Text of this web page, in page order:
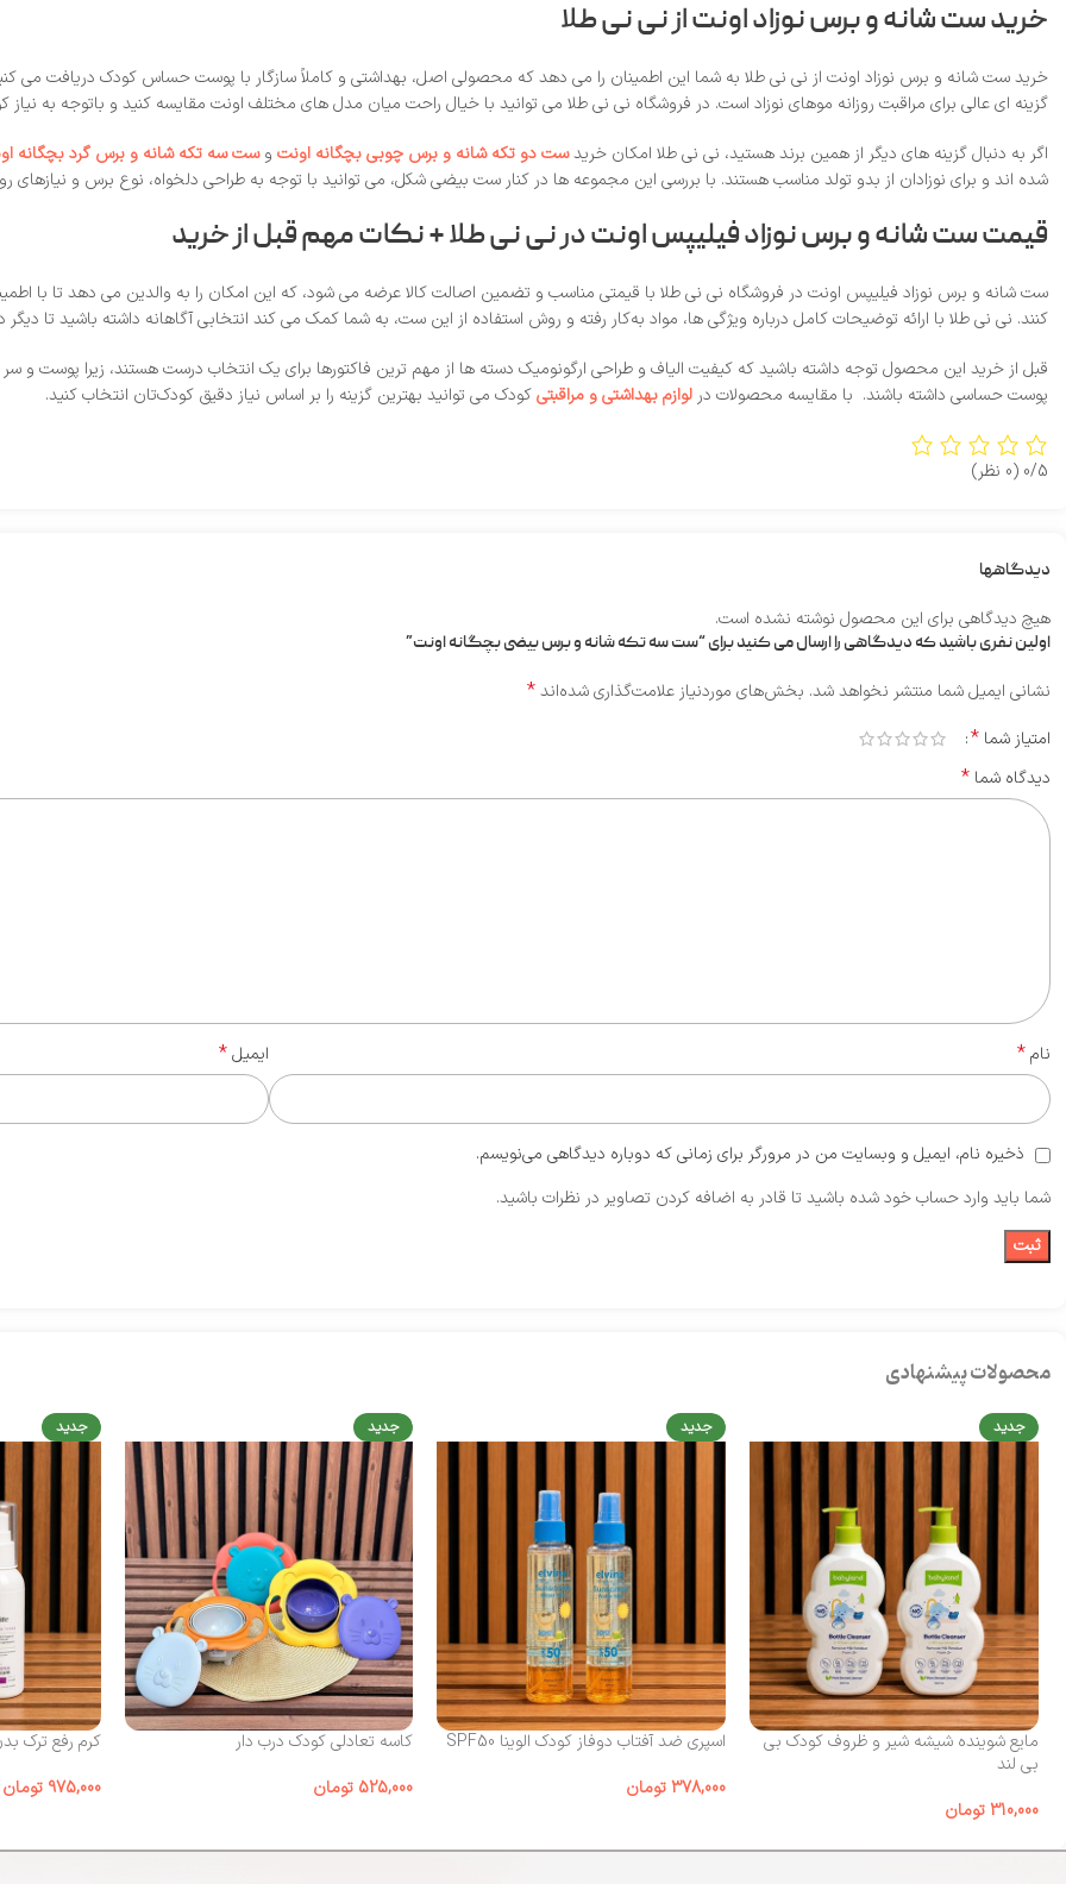
خرید ست شانه و برس نوزاد اونت از نی‌ نی طلا
گزینه‌ ای عالی برای مراقبت روزانه موهای نوزاد است. در فروشگاه نی‌ نی طلا می‌ توانید با خیال راحت میان مدل‌ های مختلف اونت مقایسه کنید و باتوجه‌ به نیاز
اگر به دنبال گزینه‌ های دیگر از همین برند هستید، نی‌ نی طلا امکان خریدست دو تکه شانه و برس چوبی بچگانه اونت وست سه تکه شانه و برس گرد بچگانه
شده‌ اند و برای نوزادان از بدو تولد مناسب هستند. با بررسی این مجموعه‌ ها در کنار ست بیضی‌ شکل، می‌ توانید با توجه به طراحی دلخواه، نوع برس و نیازهای
قیمت ست شانه و برس نوزاد فیلیپس اونت در نی‌ نی طلا + نکات مهم قبل از خرید
ست شانه و برس نوزاد فیلیپس اونت در فروشگاه نی‌ نی طلا با قیمتی مناسب و تضمین اصالت کالا عرضه می‌ شود، که این امکان را به والدین می‌ دهد تا با
کنند. نی‌ نی طلا با ارائه توضیحات کامل درباره ویژگی‌ ها، مواد به‌کار رفته و روش استفاده از این ست، به شما کمک می‌ کند انتخابی آگاهانه داشته باشید تا
قبل از خرید این محصول توجه داشته باشید که کیفیت الیاف و طراحی ارگونومیک دسته‌ ها از مهم‌ ترین فاکتورها برای یک انتخاب درست هستند، زیرا پوست و سر
پوست حساسی داشته باشند. با مقایسه محصولات در لوازم بهداشتی و مراقبتیکودک می توانید بهترین گزینه را بر اساس نیاز دقیق کودک‌تان انتخاب کنید.
0/5 (0 نظر)
دیدگاهها
هیچ دیدگاهی برای این محصول نوشته نشده است.
اولین نفری باشید که دیدگاهی را ارسال می کنید برای “ست سه تکه شانه و برس بیضی بچگانه اونت”
نشانی ایمیل شما منتشر نخواهد شد. بخش‌های موردنیاز علامت‌گذاری شده‌اند*
امتیاز شما *
دیدگاه شما *
نام* ایمیل*
ذخیره نام، ایمیل و وبسایت من در مرورگر برای زمانی که دوباره دیدگاهی می‌نویسم.
شما باید وارد حساب خود شده باشید تا قادر به اضافه کردن تصاویر در نظرات باشید.
محصولات پیشنهادی
جدید
مایع شوینده شیشه شیر و ظروف کودک بی‌
بی لند
310,000تومان
جدید
اسپری ضد آفتاب دوفاز کودک الوینا SPF50
378,000 تومان
جدید
کاسه تعادلی کودک درب‌ دار
525,000 تومان
جدید
کرم رفع ترک
975,000 تومان